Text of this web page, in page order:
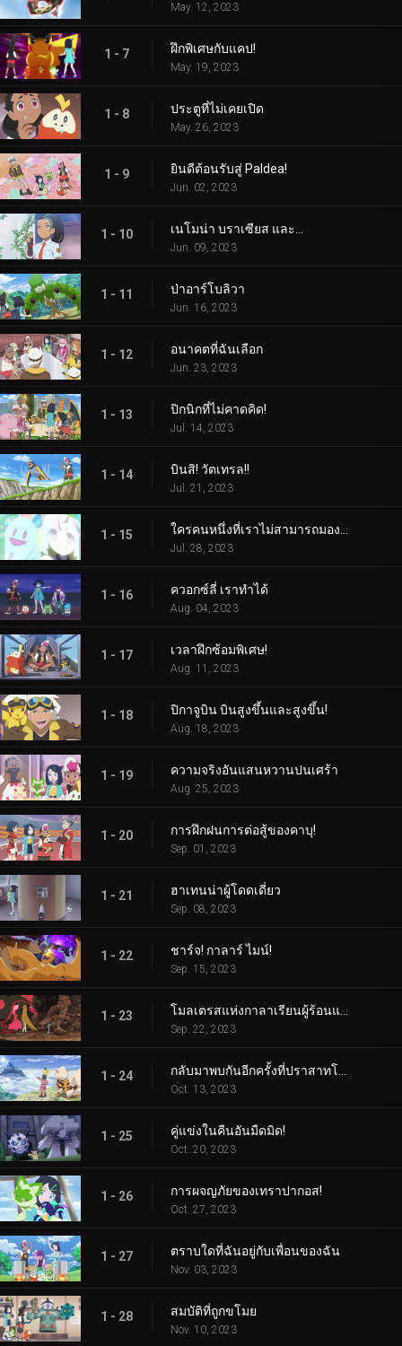
May. 12, 2023
1 - 7 ฝึกพิเศษกับแคป!
May. 19, 2023
1 - 8 ประตูที่ไม่เคยเปิด
May. 26, 2023
1 - 9 ยินดีต้อนรับสู่ Paldea!
Jun. 02, 2023
1 - 10 เนโมน่า บราเซียส และ...
Jun. 09, 2023
1 - 11 ป่าอาร์โบลิวา
Jun. 16, 2023
1 - 12 อนาคตที่ฉันเลือก
Jun. 23, 2023
1 - 13 ปิกนิกที่ไม่คาดคิด!
Jul. 14, 2023
1 - 14 บินสิ! วัตเทรล!!
Jul. 21, 2023
1 - 15
Jul. 28, 2023
1 - 16 ควอกซ์ลี่ เราทำได้
Aug. 04, 2023
1 - 17 เวลาฝึกซ้อมพิเศษ!
Aug. 11, 2023
1 - 18 ปิกาจูบิน บินสูงขึ้นและสูงขึ้น!
Aug. 18, 2023
1 - 19 ความจริงอันแสนหวานปนเศร้า
Aug. 25, 2023
1 - 20 การฝึกฝนการต่อสู้ของคาบุ!
Sep. 01, 2023
1 - 21 ฮาเทนน่าผู้โดดเดี่ยว
Sep. 08, 2023
1 - 22 ชาร์จ! กาลาร์ ไมน์!
Sep. 15, 2023
1 - 23
Sep. 22, 2023
1 - 24
Oct. 13, 2023
1 - 25 คู่แข่งในคืนอันมืดมิด!
Oct. 20, 2023
1 - 26 การผจญภัยของเทราปากอส!
Oct. 27, 2023
1 - 27 ตราบใดที่ฉันอยู่กับเพื่อนของฉัน
Nov. 03, 2023
1 - 28 สมบัติที่ถูกขโมย
Nov. 10, 2023